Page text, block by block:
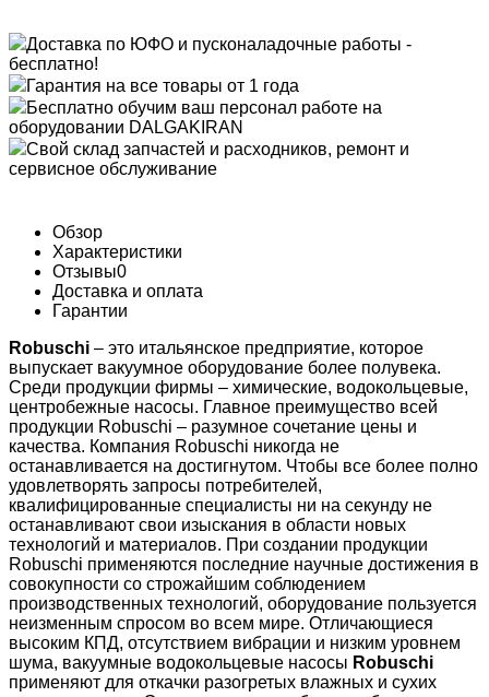
Доставка по ЮФО и пусконаладочные работы -
бесплатно!
Гарантия на все товары от 1 года
Бесплатно обучим ваш персонал работе на
оборудовании DALGAKIRAN
Свой склад запчастей и расходников, ремонт и
сервисное обслуживание
Обзор
Характеристики
Отзывы0
Доставка и оплата
Гарантии
Robuschi – это итальянское предприятие, которое
выпускает вакуумное оборудование более полувека.
Среди продукции фирмы – химические, водокольцевые,
центробежные насосы. Главное преимущество всей
продукции Robuschi – разумное сочетание цены и
качества. Компания Robuschi никогда не
останавливается на достигнутом. Чтобы все более полно
удовлетворять запросы потребителей,
квалифицированные специалисты ни на секунду не
останавливают свои изыскания в области новых
технологий и материалов. При создании продукции
Robuschi применяются последние научные достижения в
совокупности со строжайшим соблюдением
производственных технологий, оборудование пользуется
неизменным спросом во всем мире. Отличающиеся
высоким КПД, отсутствием вибрации и низким уровнем
шума, вакуумные водокольцевые насосы Robuschi
применяют для откачки разогретых влажных и сухих